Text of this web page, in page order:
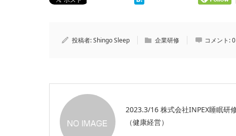
投稿者:Shingo Sleep 企業研修 コメント:0
2023.3/16 株式会社INPEX睡眠研
（健康経営）